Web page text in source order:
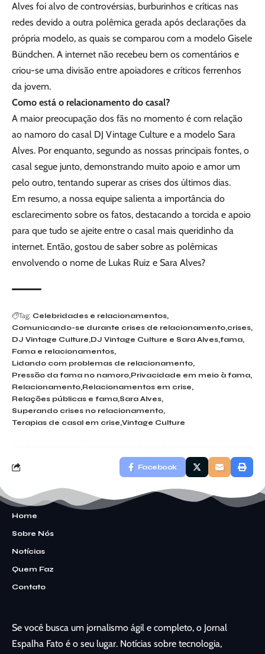
Alves foi alvo de controvérsias, burburinhos e críticas nas
redes devido a outra polêmica gerada após declarações da
própria modelo, as quais se comparou com a modelo Gisele
Bündchen. A internet não recebeu bem os comentários e
criou-se uma divisão entre apoiadores e críticos ferrenhos
da jovem.
Como está o relacionamento do casal?
A maior preocupação dos fãs no momento é com relação
ao namoro do casal DJ Vintage Culture e a modelo Sara
Alves. Por enquanto, segundo as nossas principais fontes, o
casal segue junto, demonstrando muito apoio e amor um
pelo outro, tentando superar as crises dos últimos dias.
Em resumo, a nossa equipe salienta a importância do
esclarecimento sobre os fatos, destacando a torcida e apoio
para que tudo se ajeite entre o casal mais queridinho da
internet. Então, gostou de saber sobre as polêmicas
envolvendo o nome de Lukas Ruiz e Sara Alves?
Tag: Celebridades e relacionamentos
Comunicando-se durante crises de relacionamento crises
DJ Vintage Culture DJ Vintage Culture e Sara Alves fama
Fama e relacionamentos
Lidando com problemas de relacionamento
Pressão da fama no namoro Privacidade em meio à fama
Relacionamento Relacionamentos em crise
Relações públicas e fama Sara Alves
Superando crises no relacionamento
Terapias de casal em crise Vintage Culture
Facebook
Home
Sobre Nós
Notícias
Quem Faz
Contato
Se você busca um jornalismo ágil e completo, o Jornal
Espalha Fato é o seu lugar. Notícias sobre tecnologia,